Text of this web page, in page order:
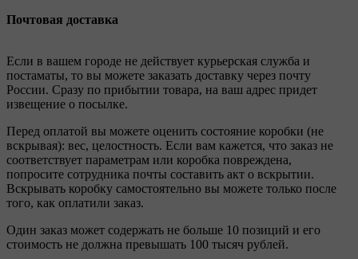
Почтовая доставка
Если в вашем городе не действует курьерская служба и
постаматы, то вы можете заказать доставку через почту
России. Сразу по прибытии товара, на ваш адрес придет
извещение о посылке.
Перед оплатой вы можете оценить состояние коробки (не
вскрывая): вес, целостность. Если вам кажется, что заказ не
соответствует параметрам или коробка повреждена,
попросите сотрудника почты составить акт о вскрытии.
Вскрывать коробку самостоятельно вы можете только после
того, как оплатили заказ.
Один заказ может содержать не больше 10 позиций и его
стоимость не должна превышать 100 тысяч рублей.